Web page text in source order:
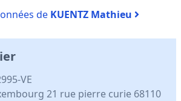
de KUENTZ Mathieu
VE
21 rue pierre curie 68110